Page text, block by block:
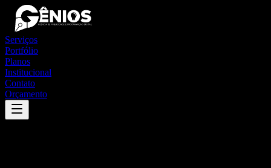
Serviços
Portfólio
Planos
Institucional
Contato
Orçamento